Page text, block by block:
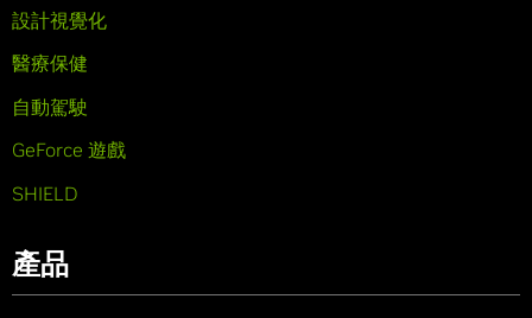
設計視覺化
醫療保健
自動駕駛
GeForce 遊戲
SHIELD
產品